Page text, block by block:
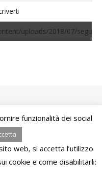
Royal.
funzionalità dei social
web, si accetta l’utilizzo
cookie e come disabilitarli: